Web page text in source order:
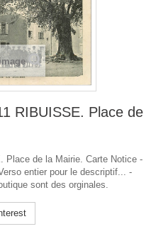
RIBUISSE. Place de
Place de la Mairie. Carte Notice -
entier pour le descriptif... -
sont des orginales.